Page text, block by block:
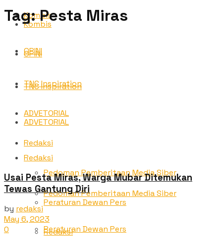
Kombis
OPINI
TNC Inspiration
ADVETORIAL
Redaksi
Pedoman Pemberitaan Media Siber
Peraturan Dewan Pers
Kombis
OPINI
TNC Inspiration
ADVETORIAL
Redaksi
Pedoman Pemberitaan Media Siber
Peraturan Dewan Pers
Redaksi
Tag:Pesta Miras
Usai Pesta Miras, Warga Mubar Ditemukan
Tewas Gantung Diri
by redaksi
May 6, 2023
0